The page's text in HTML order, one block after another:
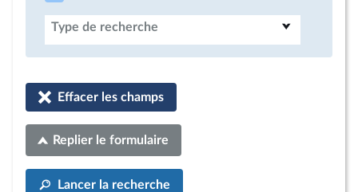
Type de recherche
Effacer les champs
Replier le formulaire
Lancer la recherche